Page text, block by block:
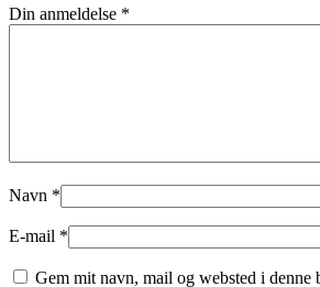
Din anmeldelse *
Navn *
E-mail *
Gem mit navn, mail og websted i denne